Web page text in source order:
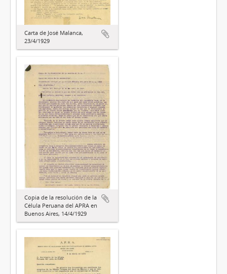
Carta de José Malanca,
23/4/1929
Copia de la resolución de la
Célula Peruana del APRA en
Buenos Aires, 14/4/1929